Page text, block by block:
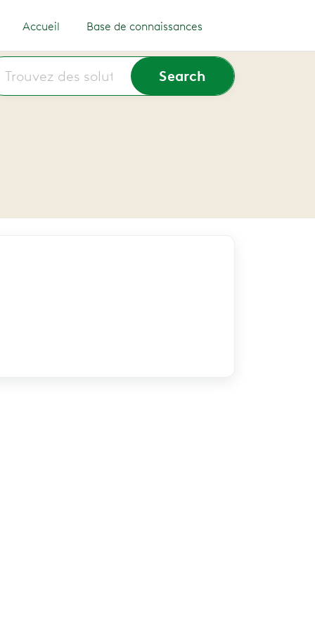
Accueil
Base de connaissances